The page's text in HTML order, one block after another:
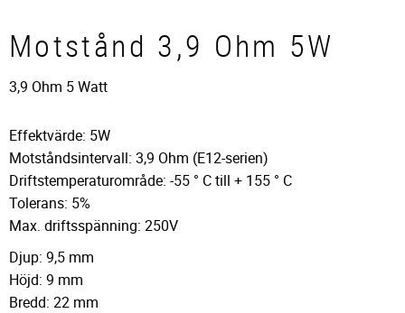
Motstånd 3,9 Ohm 5W
3,9 Ohm 5 Watt
Effektvärde: 5W
Motståndsintervall: 3,9 Ohm (E12-serien)
Driftstemperaturområde: -55 ° C till + 155 ° C
Tolerans: 5%
Max. driftsspänning: 250V
Djup: 9,5 mm
Höjd: 9 mm
Bredd: 22 mm